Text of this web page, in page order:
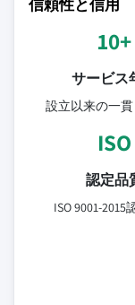
10+
サービス
設立以来の一
ISO
認定品
ISO 9001-2015